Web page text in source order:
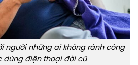
người những ai không rành công
dùng điện thoại đời cũ